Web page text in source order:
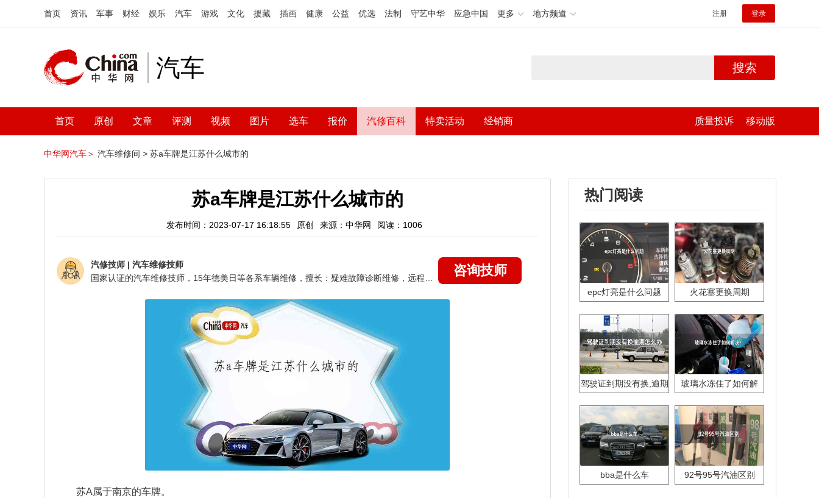
首页 资讯 军事 财经 娱乐 汽车 游戏 文化 援藏 插画 健康 公益 优选 法制 守艺中华 应急中国 更多 地方频道 注册 登录
汽车 搜索
首页 原创 文章 评测 视频 图片 选车 报价 汽修百科 特卖活动 经销商 质量投诉 移动版
中华网汽车＞ 汽车维修间 > 苏a车牌是江苏什么城市的
苏a车牌是江苏什么城市的
发布时间：2023-07-17 16:18:55 原创 来源：中华网 阅读：1006
汽修技师 | 汽车维修技师
咨询技师
苏A属于南京的车牌。
热门阅读
epc灯亮是什么问题 火花塞更换周期
驾驶证到期没有换,逾期
玻璃水冻住了如何解
bba是什么车 92号95号汽油区别